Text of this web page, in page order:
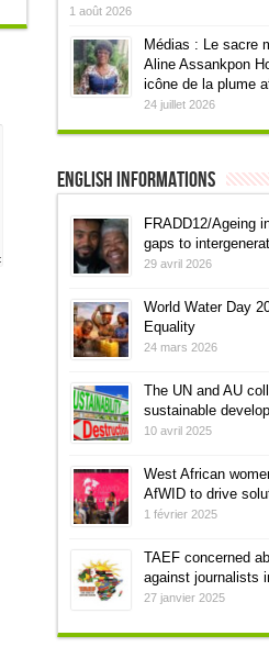
1 août 2026
Médias : Le sacre
Aline Assankpon
icône de la plume
24 juillet 2026
English informations
FRADD12/Ageing
gaps to
29 avril 2026
World Water Day
Equality
24 mars 2026
The UN and AU
sustainable
10 avril 2025
West African
AfWID to drive
1 février 2025
TAEF concerned
against journalists
27 janvier 2025